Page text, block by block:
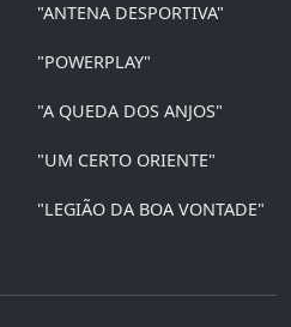
"ANTENA DESPORTIVA"
"POWERPLAY"
"A QUEDA DOS ANJOS"
"UM CERTO ORIENTE"
"LEGIÃO DA BOA VONTADE"